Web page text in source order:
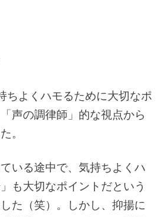
ちよくハモるために大切なポ
声の調律師」的な視点から
。
いる途中で、気持ちよくハ
も大切なポイントだという
た（笑）。しかし、抑揚に